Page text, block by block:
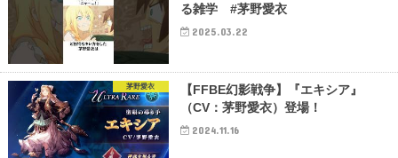
る雑学 #茅野愛衣
2025.03.22
茅野愛衣
【FFBE幻影戦争】『エキシア』
（CV：茅野愛衣）登場！
2024.11.16